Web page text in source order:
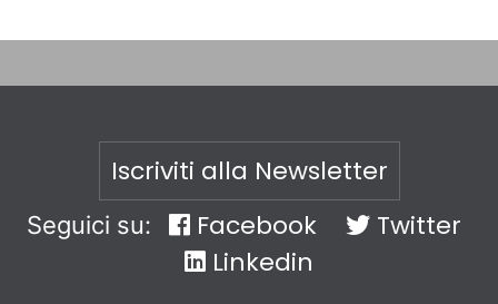
Iscriviti alla Newsletter
Seguici su: Facebook
Twitter
Linkedin